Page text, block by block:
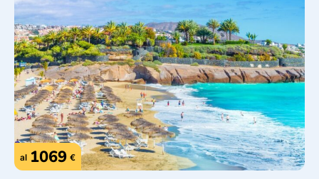
al 1069 €